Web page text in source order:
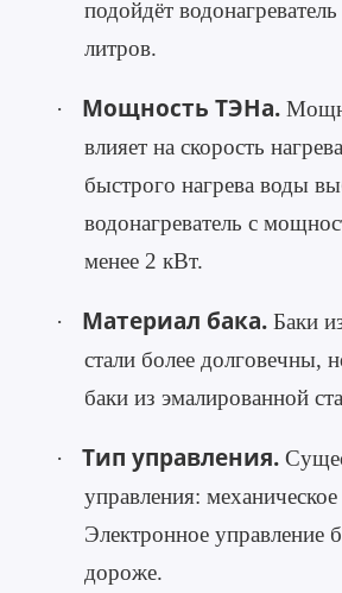
подойдёт
литров.
· Мощность ТЭНа.
влияет на скорость
быстрого нагрева воды
водонагреватель с
менее 2 кВт.
· Материал бака.Баки
стали более долговечны,
баки из эмалированной
· Тип управления.
управления:
Электронное управление
дороже.